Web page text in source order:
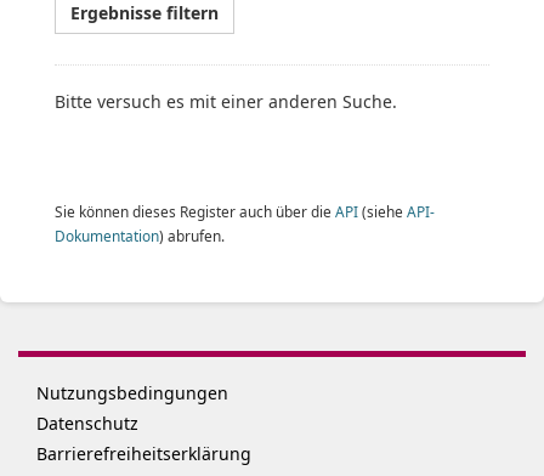
Ergebnisse filtern
Bitte versuch es mit einer anderen Suche.
Sie können dieses Register auch über die API(siehe API-
Dokumentation) abrufen.
Nutzungsbedingungen
Datenschutz
Barrierefreiheitserklärung